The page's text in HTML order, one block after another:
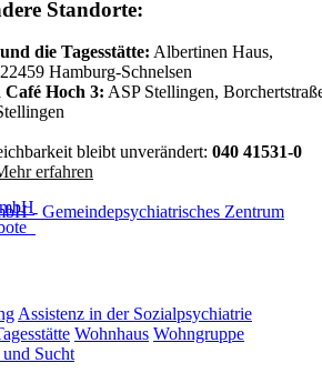
Standorte:
die Tagesstätte: Albertinen Haus,
Hamburg-Schnelsen
Café Hoch 3: ASP Stellingen,
bleibt unverändert: 040 41531-0
erfahren
Assistenz in der Sozialpsychiatrie
Wohnhaus Wohngruppe
Sucht